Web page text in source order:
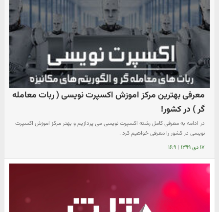
معرفی بهترین مرکز اموزش اکسپرت نویسی ( ربات معامله
گر ) در کشور!
در ادامه به معرفی کامل رشته اکسپرت نویسی می پردازیم و بهتر مرکز اموزش اکسپرت
نویسی در کشور را معرفی خواهیم کرد .
۱۷ دی ۱۳۹۹ | ۱۶:۹